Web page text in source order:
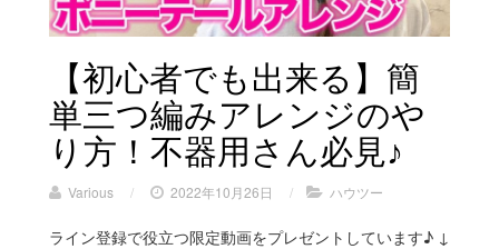
【初心者でも出来る】簡
単三つ編みアレンジのや
り方！不器用さん必見♪
Various / 2022年10月26日 / ハウツー
ライン登録で役立つ限定動画をプレゼントしています♪ ↓